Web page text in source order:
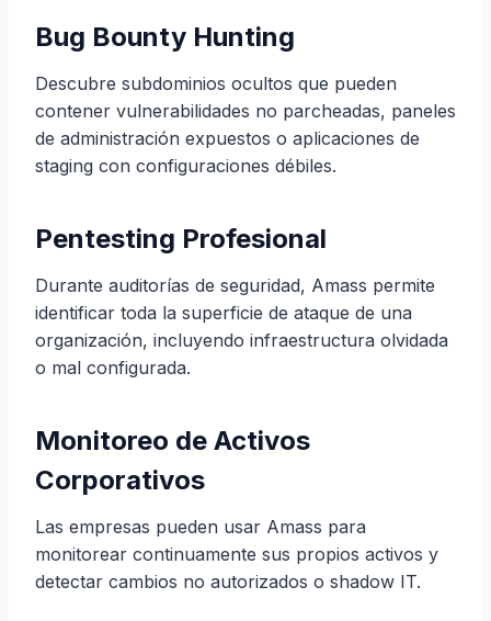
Bug Bounty Hunting
Descubre subdominios ocultos que pueden
contener vulnerabilidades no parcheadas, paneles
de administración expuestos o aplicaciones de
staging con configuraciones débiles.
Pentesting Profesional
Durante auditorías de seguridad, Amass permite
identificar toda la superficie de ataque de una
organización, incluyendo infraestructura olvidada
o mal configurada.
Monitoreo de Activos
Corporativos
Las empresas pueden usar Amass para
monitorear continuamente sus propios activos y
detectar cambios no autorizados o shadow IT.